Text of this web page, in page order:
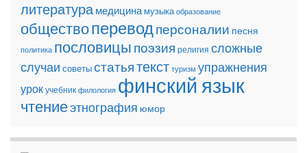
литература медицина музыка образование
обществопереводперсоналии песня
политика пословицы поэзия религия сложные
случаи советыстатьятекст туризм упражнения
урок учебник филология финский язык
чтениеэтнография юмор